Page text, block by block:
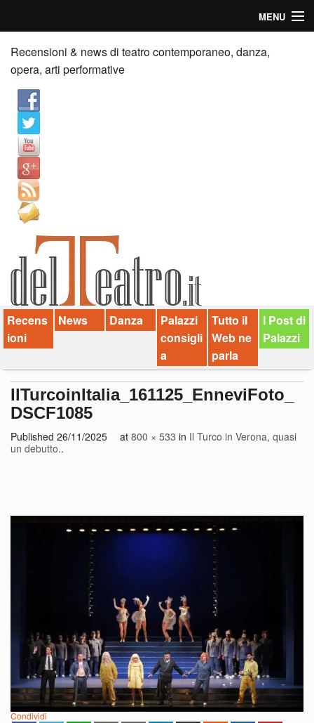
MENU
Home
Recensioni
Anticipazioni
News
Palazzi consiglia
Video
Chi siamo
Contatti
dT in English
Recensioni & news di teatro contemporaneo, danza,
opera, arti performative
Recens
ioni
News Danza
Palazzi
consigli
a
Tutto il
Web ne
parla
I Post di
Palazzi
IlTurcoinItalia_161125_EnneviFoto_
DSCF1085
Published 26/11/2025 at 800 × 533 in Il Turco in Verona, quasi
un debutto..
Condividi